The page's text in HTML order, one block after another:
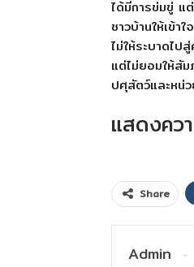
ได้มีการข่มขู่ แ
ชาวบ้านให้เข้
ไม่ให้ระบาดไป
แต่ไม่ยอมให้สั
ปศุสัตว์และหน่
แสดงคว
Share
Admin